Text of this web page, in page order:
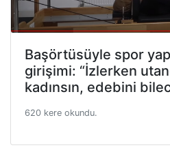
Başörtüsüyle spor
girişimi: “İzlerken
kadınsın, edebini
620 kere okundu.